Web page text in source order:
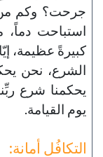
جرحت؟ وكم من
استباحت دماً،
كبيرةً عظيمة،
الشرع، نحن
يحكمنا شرع
يوم القيامة.
التكافُل أمانة: